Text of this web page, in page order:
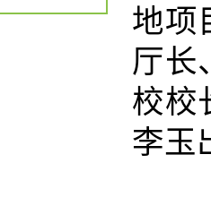
地项
厅长
校校
李玉